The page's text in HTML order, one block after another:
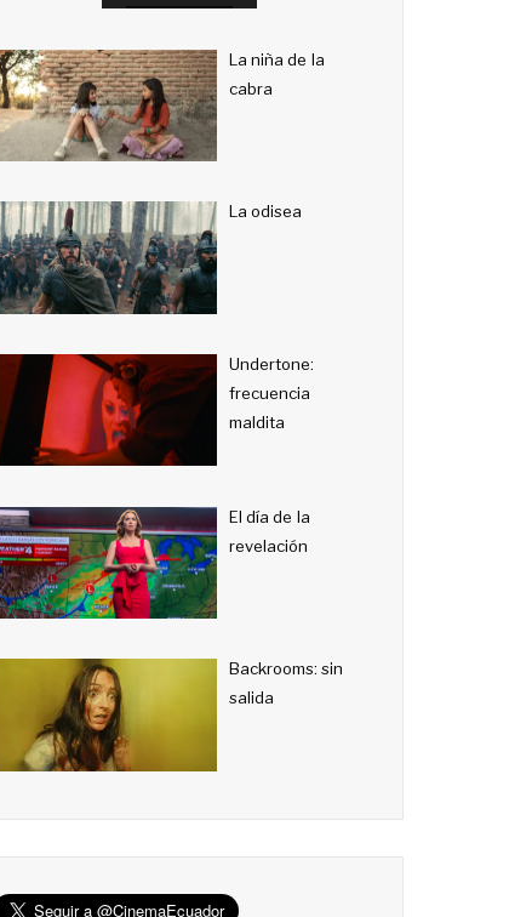
La niña de la
cabra
La odisea
Undertone:
frecuencia
maldita
El día de la
revelación
Backrooms: sin
salida